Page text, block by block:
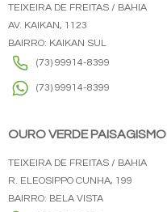
TEIXEIRA DE FREITAS / BAHIA
AV. KAIKAN, 1123
BAIRRO: KAIKAN SUL
(73) 99914-8399
(73) 99914-8399
OURO VERDE PAISAGISMO
TEIXEIRA DE FREITAS / BAHIA
R. ELEOSIPPO CUNHA, 199
BAIRRO: BELA VISTA